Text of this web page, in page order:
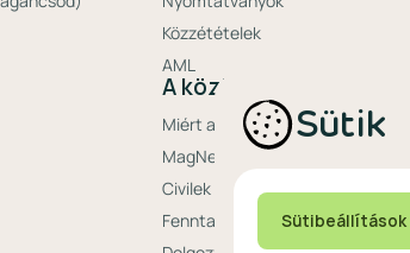
Közzétételek
AML
A közösségi bank
Miért a MagNet?
MagNet Extrák
Civilek bankja
Fenntarthatóság a MagNetnél
Sütik
Sütibeállítások